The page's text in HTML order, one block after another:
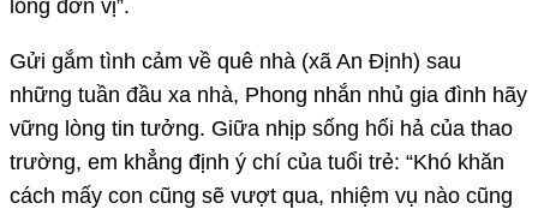
lòng đơn vị”.
Gửi gắm tình cảm về quê nhà (xã An Định) sau
những tuần đầu xa nhà, Phong nhắn nhủ gia đình hãy
vững lòng tin tưởng. Giữa nhịp sống hối hả của thao
trường, em khẳng định ý chí của tuổi trẻ: “Khó khăn
cách mấy con cũng sẽ vượt qua, nhiệm vụ nào cũng